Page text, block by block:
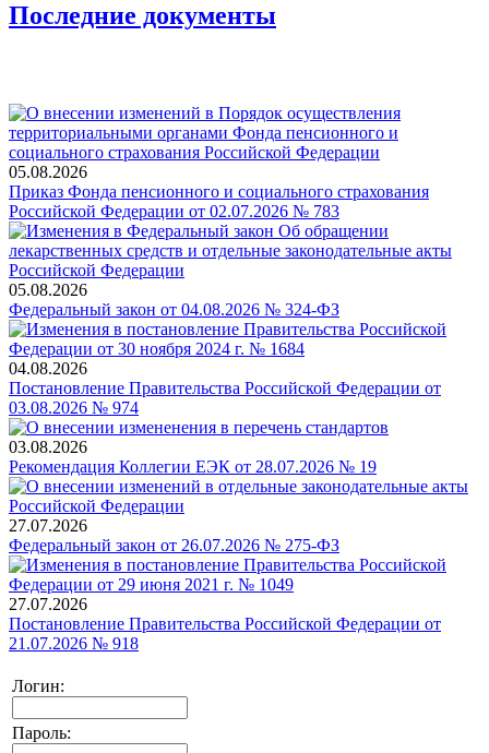
Последние документы
05.08.2026
Приказ Фонда пенсионного и социального страхования
Российской Федерации от 02.07.2026 № 783
05.08.2026
Федеральный закон от 04.08.2026 № 324-ФЗ
04.08.2026
Постановление Правительства Российской Федерации от
03.08.2026 № 974
03.08.2026
Рекомендация Коллегии ЕЭК от 28.07.2026 № 19
27.07.2026
Федеральный закон от 26.07.2026 № 275-ФЗ
27.07.2026
Постановление Правительства Российской Федерации от
21.07.2026 № 918
Логин:
Пароль: